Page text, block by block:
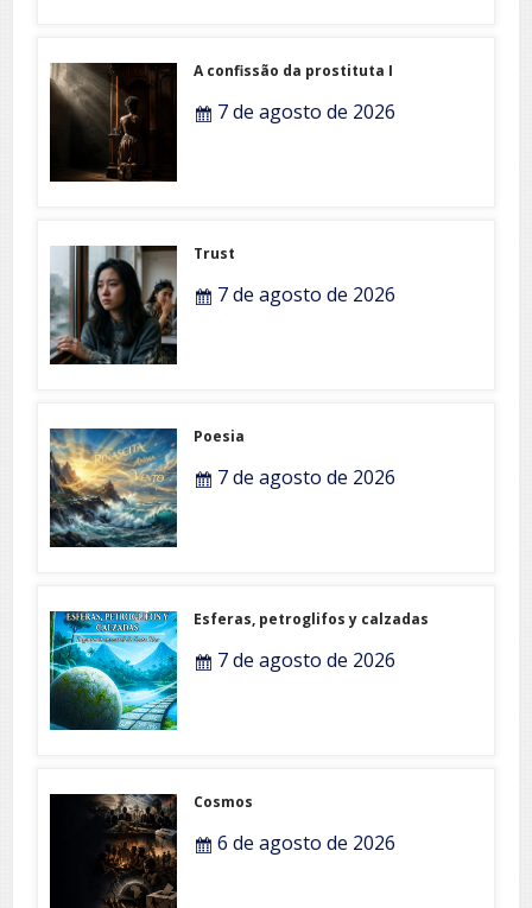
A confissão da prostituta I
7 de agosto de 2026
Trust
7 de agosto de 2026
Poesia
7 de agosto de 2026
Esferas, petroglifos y calzadas
7 de agosto de 2026
Cosmos
6 de agosto de 2026